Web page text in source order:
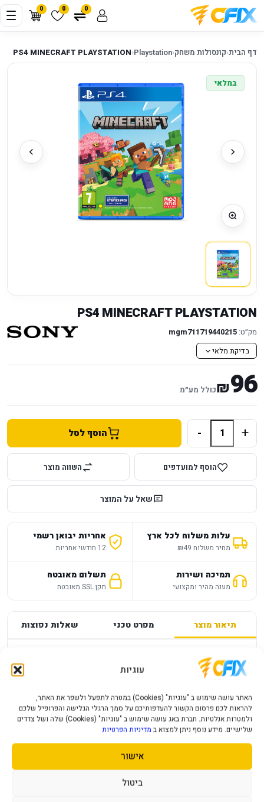
עוגיות
האתר עושה שימוש ב "עוגיות" (Cookies) במטרה לתפעל ולשפר את האתר,
להראות לכם פרסום הקשור להעדפותיכם על סמך הרגלי הגלישה והפרופיל שלכם
ולמטרות אנלטיות. חברת באג עושה שימוש ב "עוגיות" (Cookies) שלה ושל צדדים
שלישיים. מידע נוסף ניתן למצוא ב מדיניות הפרטיות
אישור
ביטול
0 0 0
דף הבית‹קונסולות משחק‹
Playstation
‹
PS4 MINECRAFT PLAYSTATION
במלאי
PS4 MINECRAFT PLAYSTATION
מק״ט: mgm711719440215
בדיקת מלאי
96
₪כולל מע״מ
+
- הוסף לסל
הוסף למועדפים השווה מוצר
שאל על המוצר
עלות משלוח לכל ארץ
מחיר משלוח ₪49
אחריות יבואן רשמי
12 חודשי אחריות
תמיכה ושירות
מענה מהיר ומקצועי
תשלום מאובטח
תקן SSL מאובטח
תיאור מוצר מפרט טכני שאלות נפוצות
מפרט
PS4 MINECRAFT PLAYSTATION
פרטי המוצר יעודכנו בקרוב.
מוצרים נוספים שעשויים לעניין אותך